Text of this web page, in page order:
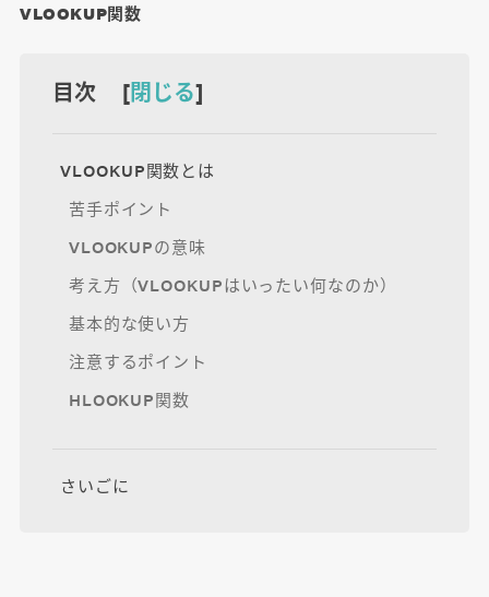
VLOOKUP関数
目次 [閉じる]
VLOOKUP関数とは
苦手ポイント
VLOOKUPの意味
考え方（VLOOKUPはいったい何なのか）
基本的な使い方
注意するポイント
HLOOKUP関数
さいごに